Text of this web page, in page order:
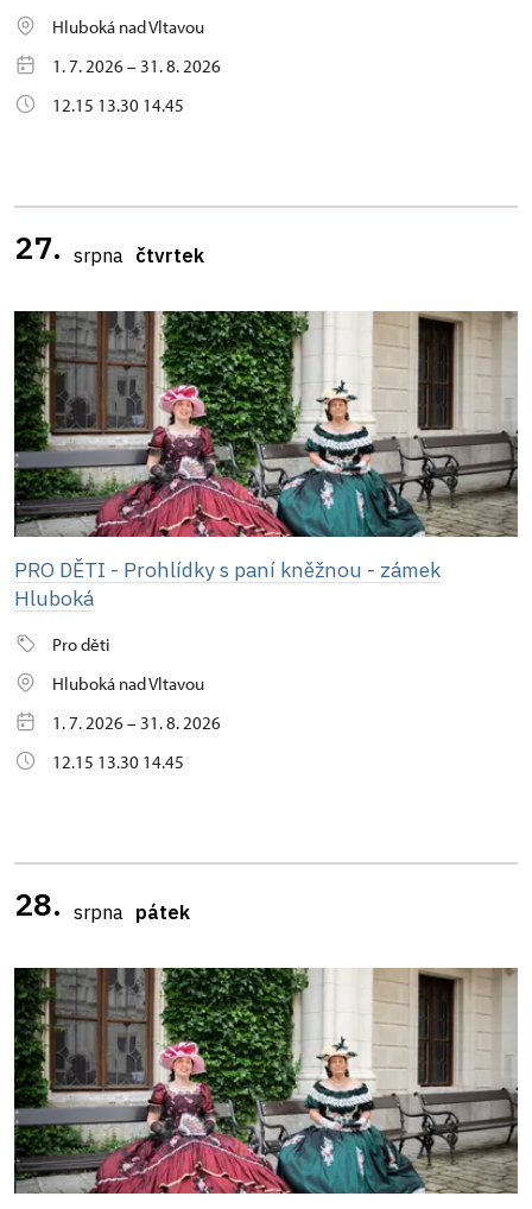
Hluboká nad Vltavou
1. 7. 2026 – 31. 8. 2026
12.15 13.30 14.45
27. srpna čtvrtek
PRO DĚTI - Prohlídky s paní kněžnou - zámek
Hluboká
Pro děti
Hluboká nad Vltavou
1. 7. 2026 – 31. 8. 2026
12.15 13.30 14.45
28. srpna pátek